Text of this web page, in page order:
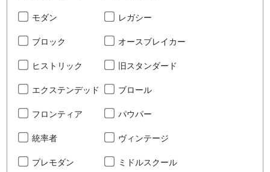
モダン レガシー
ブロック オースブレイカー
ヒストリック 旧スタンダード
エクステンデッド ブロール
フロンティア パウパー
統率者 ヴィンテージ
プレモダン ミドルスクール